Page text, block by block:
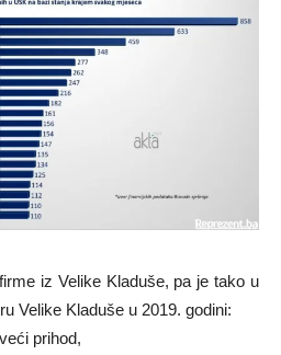
iz Velike Kladuše, pa je tako u
Velike Kladuše u 2019. godini:
prihod,